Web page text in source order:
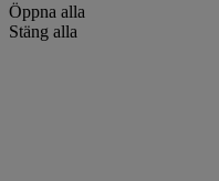
Öppna alla
Stäng alla